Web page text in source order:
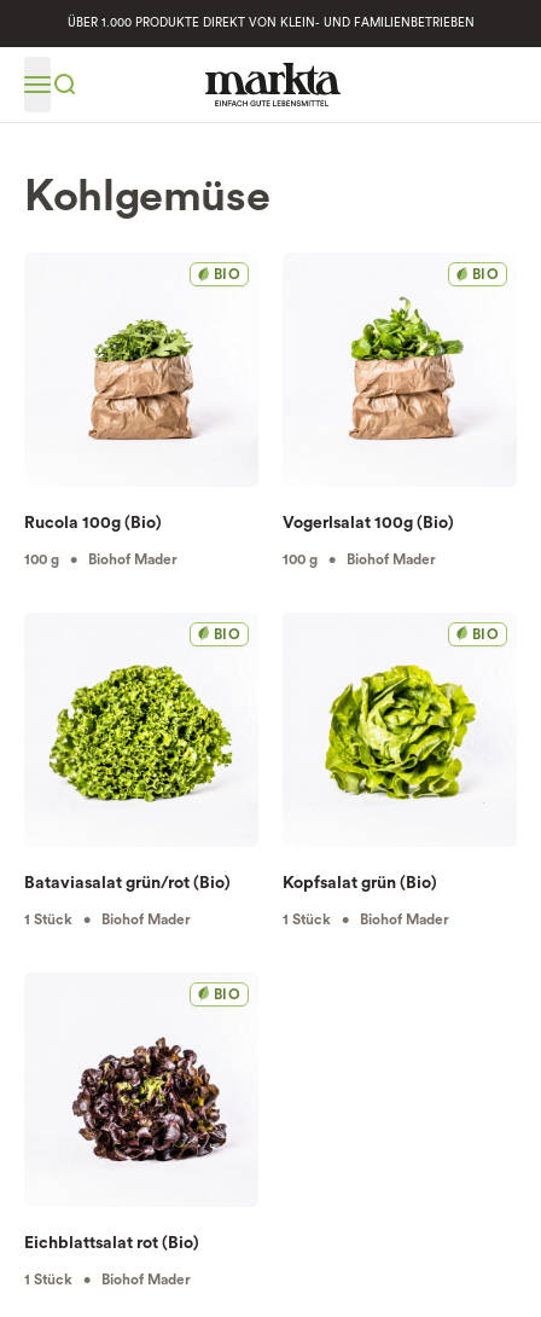
ÜBER 1.000 PRODUKTE DIREKT VON KLEIN- UND FAMILIENBETRIEBEN
Kohlgemüse
BIO
Rucola 100g (Bio)
100 g • Biohof Mader
BIO
Vogerlsalat 100g (Bio)
100 g • Biohof Mader
BIO
Bataviasalat grün/rot (Bio)
1 Stück • Biohof Mader
BIO
Kopfsalat grün (Bio)
1 Stück • Biohof Mader
BIO
Eichblattsalat rot (Bio)
1 Stück • Biohof Mader